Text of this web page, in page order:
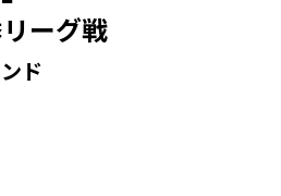
ーグ戦
ド